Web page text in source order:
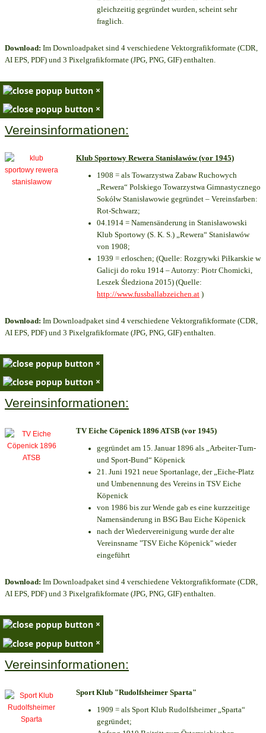
gleichzeitig gegründet wurden, scheint sehr
fraglich.
Download: Im Downloadpaket sind 4 verschiedene Vektorgrafikformate (CDR,
AI EPS, PDF) und 3 Pixelgrafikformate (JPG, PNG, GIF) enthalten.
×
×
Vereinsinformationen:
Klub Sportowy Rewera Stanisławów (vor 1945)
1908 = als Towarzystwa Zabaw Ruchowych
„Rewera“ Polskiego Towarzystwa Gimnastycznego
Sokółw Stanisławowie gegründet – Vereinsfarben:
Rot-Schwarz;
04.1914 = Namensänderung in Stanisławowski
Klub Sportowy (S. K. S.) „Rewera“ Stanisławów
von 1908;
1939 = erloschen; (Quelle: Rozgrywki Piłkarskie w
Galicji do roku 1914 – Autorzy: Piotr Chomicki,
Leszek Śledziona 2015) (Quelle:
http://www.fussballabzeichen.at )
Download: Im Downloadpaket sind 4 verschiedene Vektorgrafikformate (CDR,
AI EPS, PDF) und 3 Pixelgrafikformate (JPG, PNG, GIF) enthalten.
×
×
Vereinsinformationen:
TV Eiche Cöpenick 1896 ATSB (vor 1945)
gegründet am 15. Januar 1896 als „Arbeiter-Turn-
und Sport-Bund“ Köpenick
21. Juni 1921 neue Sportanlage, der „Eiche-Platz
und Umbenennung des Vereins in TSV Eiche
Köpenick
von 1986 bis zur Wende gab es eine kurzzeitige
Namensänderung in BSG Bau Eiche Köpenick
nach der Wiedervereinigung wurde der alte
Vereinsname "TSV Eiche Köpenick" wieder
eingeführt
Download: Im Downloadpaket sind 4 verschiedene Vektorgrafikformate (CDR,
AI EPS, PDF) und 3 Pixelgrafikformate (JPG, PNG, GIF) enthalten.
×
×
Vereinsinformationen:
Sport Klub "Rudolfsheimer Sparta"
1909 = als Sport Klub Rudolfsheimer „Sparta“
gegründet;